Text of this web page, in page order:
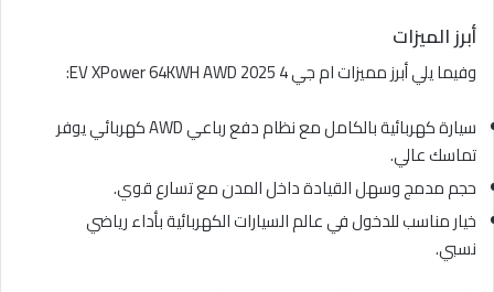
أبرز الميزات
وفيما يلي أبرز مميزات ام جي 4 EV XPower 64KWH AWD 2025:
سيارة كهربائية بالكامل مع نظام دفع رباعي AWD كهربائي يوفر
تماسك عالي.
حجم مدمج وسهل القيادة داخل المدن مع تسارع قوي.
خيار مناسب للدخول في عالم السيارات الكهربائية بأداء رياضي
نسبي.